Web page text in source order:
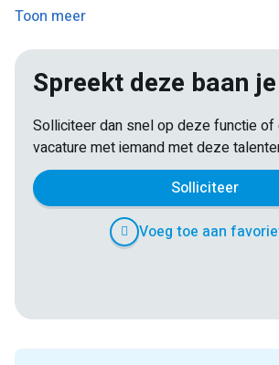
Toon meer
Spreekt deze baan
Solliciteer dan snel op deze functie
vacature met iemand met deze
Solliciteer
Voeg toe aan